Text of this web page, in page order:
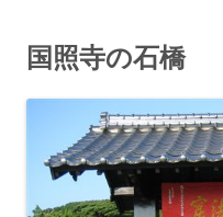
国照寺の石橋